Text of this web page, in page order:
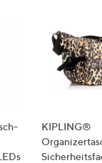
KIPLING®